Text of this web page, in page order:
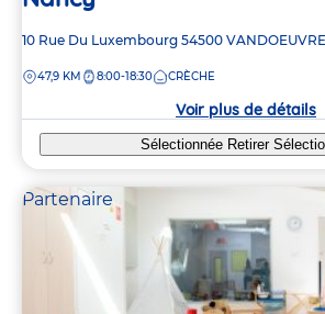
Adresse
la
10 Rue Du Luxembourg 54500
DISTANCE
47,9 KM 8:00-18:30 CRÈCHE
Voir plus de détails
Sélectionnée Retirer
Partenaire